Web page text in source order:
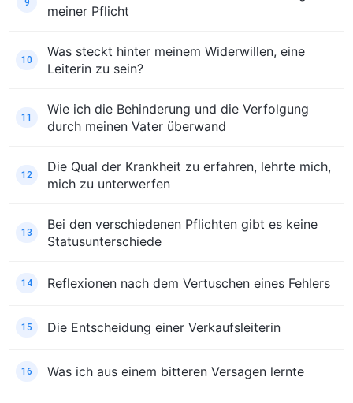
meiner Pflicht
10
Was steckt hinter meinem Widerwillen, eine
Leiterin zu sein?
11
Wie ich die Behinderung und die Verfolgung
durch meinen Vater überwand
12
Die Qual der Krankheit zu erfahren, lehrte mich,
mich zu unterwerfen
13
Bei den verschiedenen Pflichten gibt es keine
Statusunterschiede
14 Reflexionen nach dem Vertuschen eines Fehlers
15 Die Entscheidung einer Verkaufsleiterin
16 Was ich aus einem bitteren Versagen lernte